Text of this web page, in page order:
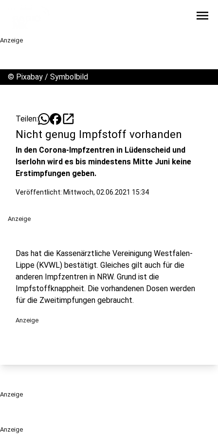
menu
Anzeige
Anzeige
© Pixabay / Symbolbild
Teilen: open_in_new
Nicht genug Impfstoff vorhanden
In den Corona-Impfzentren in Lüdenscheid und
Iserlohn wird es bis mindestens Mitte Juni keine
Erstimpfungen geben.
Veröffentlicht: Mittwoch, 02.06.2021 15:34
Anzeige
Das hat die Kassenärztliche Vereinigung Westfalen-
Lippe (KVWL) bestätigt. Gleiches gilt auch für die
anderen Impfzentren in NRW. Grund ist die
Impfstoffknappheit. Die vorhandenen Dosen werden
für die Zweitimpfungen gebraucht.
Anzeige
Anzeige